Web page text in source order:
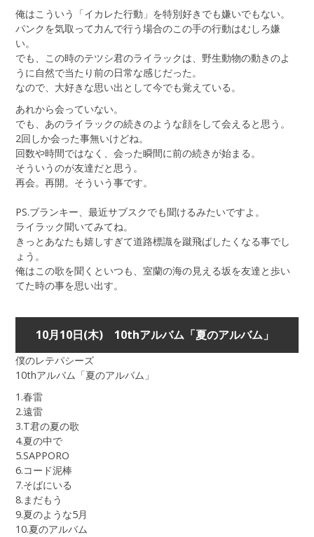
俺はこういう「イカレた行動」を特別好きでも嫌いでもない。
パンクを気取って力んで行う場合のこの手の行動はむしろ嫌
い。
でも、この時のテツシ君のライラックは、野生動物の動きのよ
うに自然で当たり前の日常な感じだった。
なので、大好きな思い出として今でも覚えている。
あれから会っていない。
でも、あのライラックの続きのような顔をして会えると思う。
2回しか会った事無いけどね。
回数や時間ではなく、会った瞬間に前の続きが始まる。
そういうのが友達だと思う。
再会。再開。そういう事です。
PS.ブランキー、最近サブスクでも聞けるみたいですよ。
ライラック聞いてみてね。
きっとあなたも嬉しすぎて道路標識を蹴飛ばしたくなる事でし
ょう。
俺はこの歌を聞くといつも、室蘭の海の見える坂を友達と歩い
てた時の事を思い出す。
10月10日(木) 10thアルバム「夏のアルバム」
僕のレテパシーズ
10thアルバム「夏のアルバム」
1.春雷
2.遠雷
3.T君の夏の歌
4.夏の中で
5.SAPPORO
6.コード泥棒
7.そばにいる
8.まだもう
9.夏のような5月
10.夏のアルバム